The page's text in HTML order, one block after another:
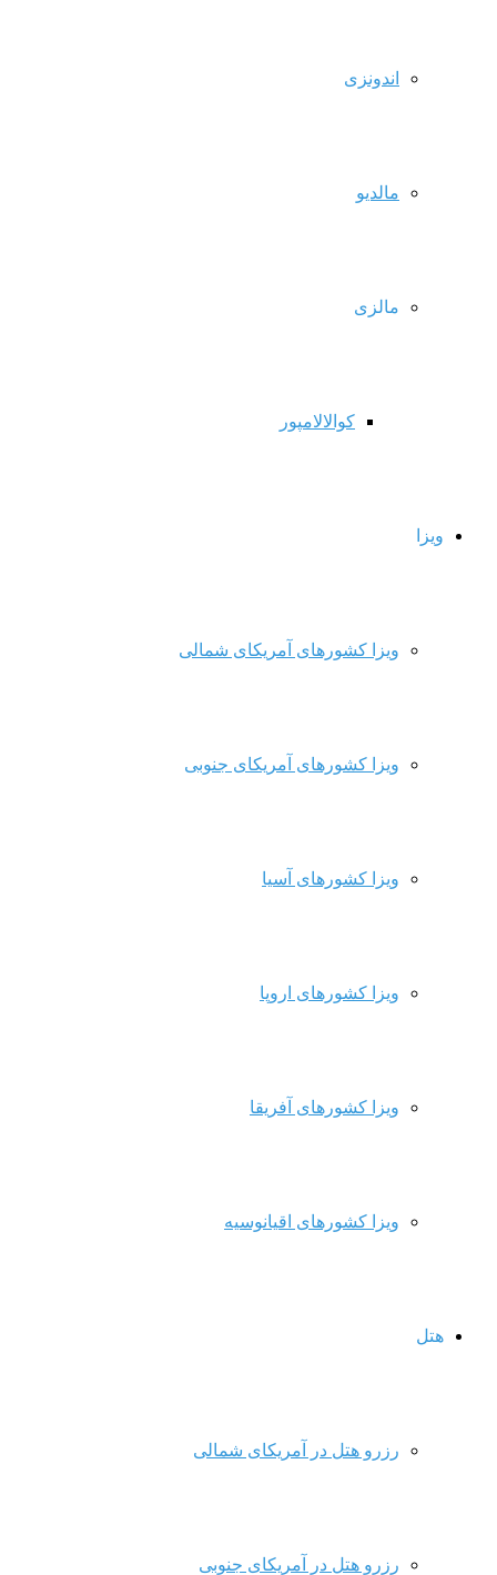
اندونزی
مالدیو
مالزی
کوالالامپور
ویزا
ویزا کشورهای آمریکای شمالی
ویزا کشورهای آمریکای جنوبی
ویزا کشورهای آسیا
ویزا کشورهای اروپا
ویزا کشورهای آفریقا
ویزا کشورهای اقیانوسیه
هتل
رزرو هتل در آمریکای شمالی
رزرو هتل در آمریکای جنوبی